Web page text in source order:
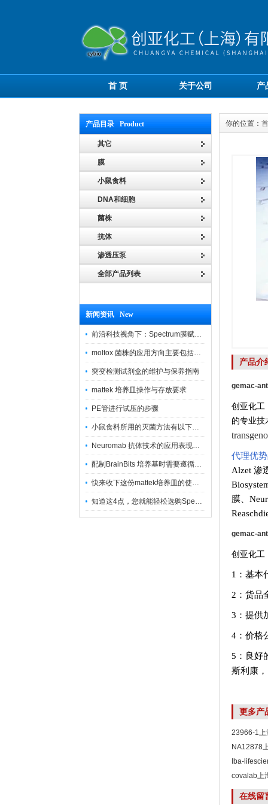
首 页 关于公司 产
产品目录 Product
其它
膜
小鼠食料
DNA和细胞
菌株
抗体
渗透压泵
全部产品列表
新闻资讯 New
前沿科技视角下：Spectrum膜赋能精密制造
moltox 菌株的应用方向主要包括以下几个方面
突变检测试剂盒的维护与保养指南
mattek 培养皿操作与存放要求
PE管进行试压的步骤
小鼠食料所用的灭菌方法有以下三种
Neuromab 抗体技术的应用表现在这几方面
配制BrainBits 培养基时需要遵循的原则
快来收下这份mattek培养皿的使用指南
知道这4点，您就能轻松选购Spectrum 膜
你的位置：
产品介
gemac-
创亚化工
的专业技
代理优
Alzet 渗
膜
gemac-
创亚化工
1：基本
2：货品
3：提供
4：价格
5：良好
斯利康
更多产
23966-1上
NA12878
Iba-
covalab上
在线留